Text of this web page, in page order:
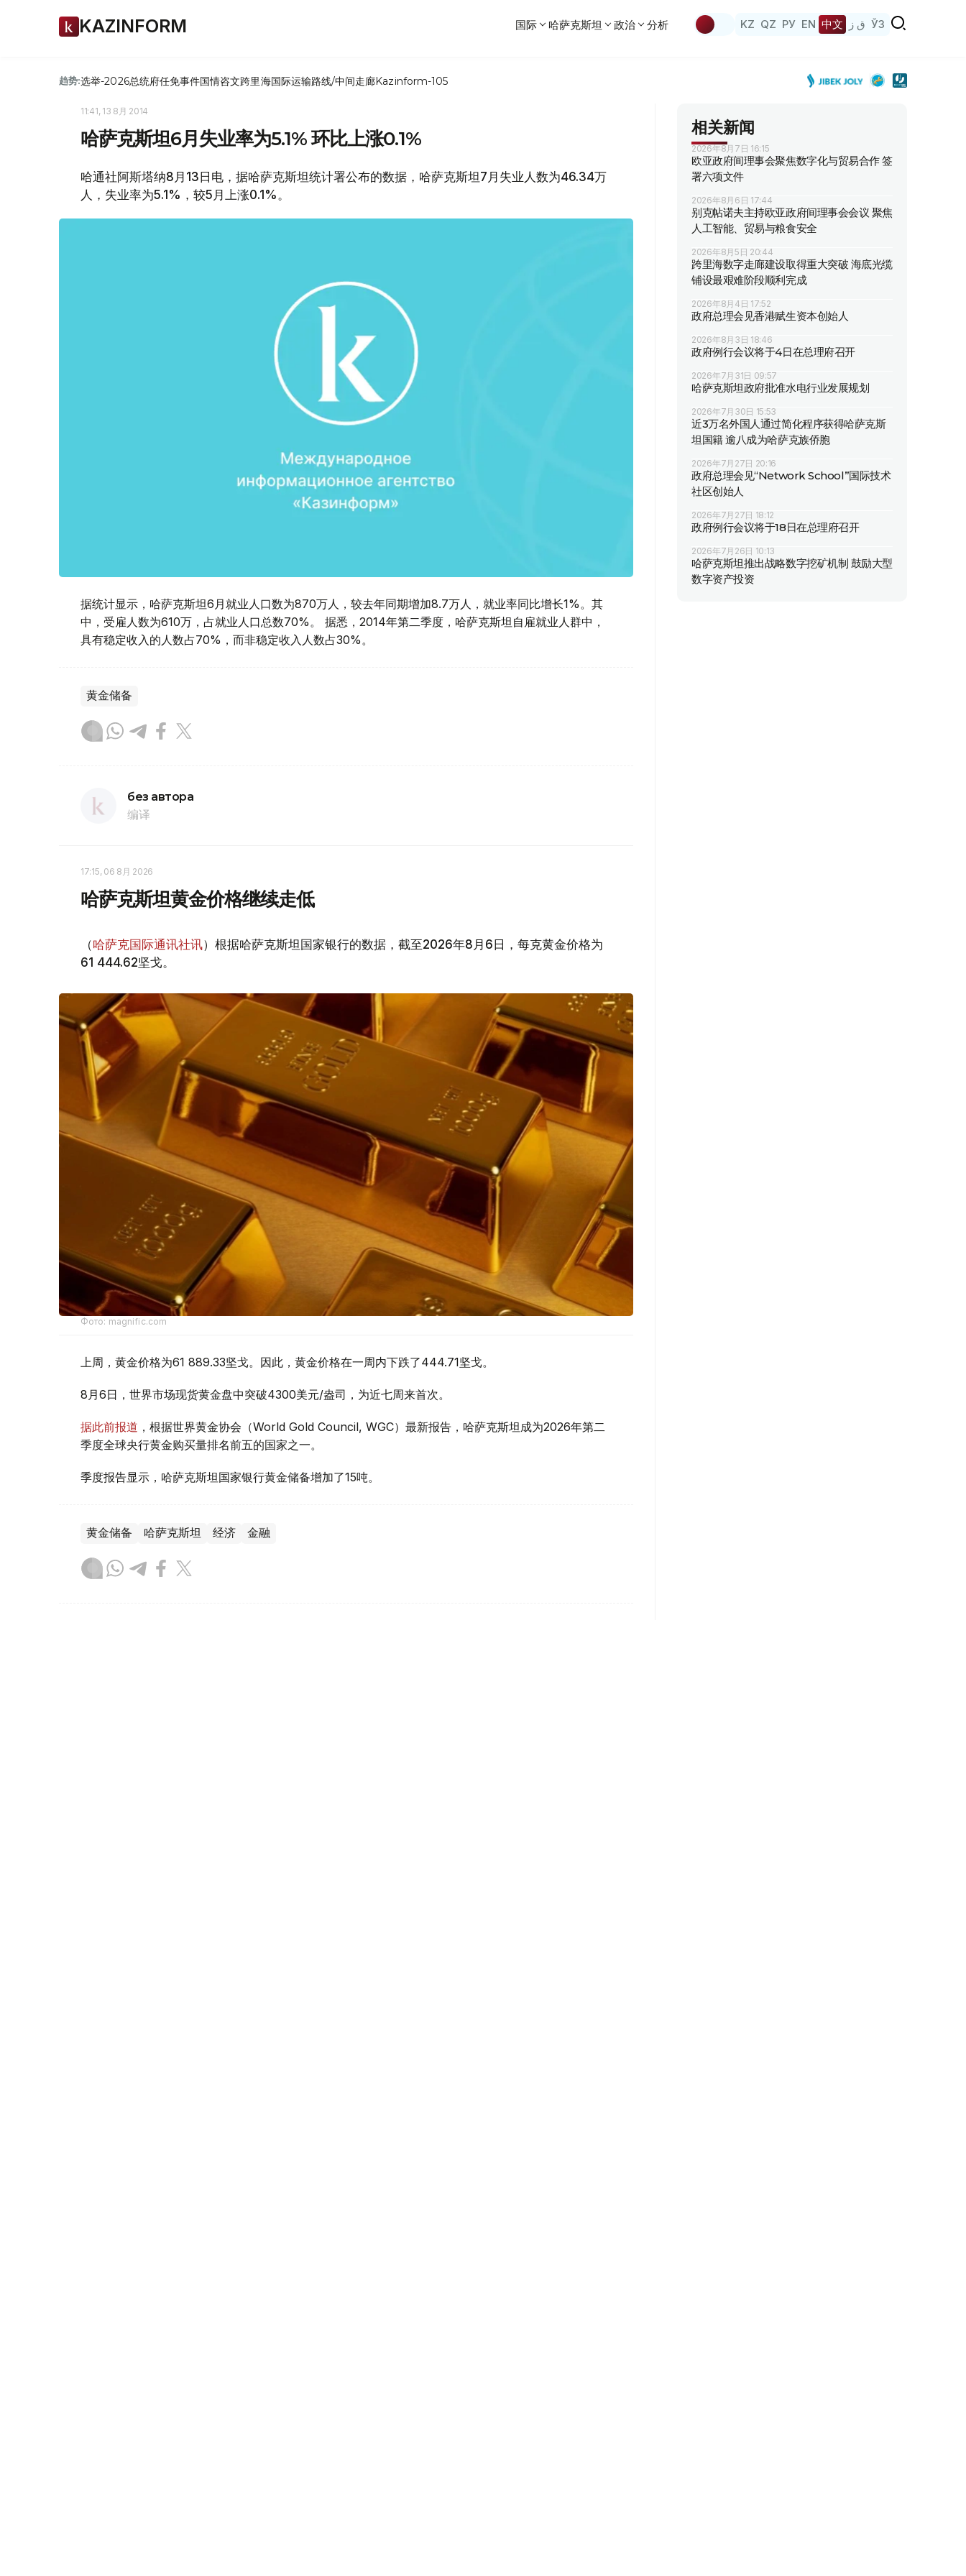
KAZINFORM 国际 哈萨克斯坦 政治 分析 KZ QZ РУ EN 中文 ق ز ЎЗ
趋势:选举-2026总统府任免事件国情咨文跨里海国际运输路线/中间走廊Kazinform-105
11:41, 13 8月 2014
哈萨克斯坦6月失业率为5.1% 环比上涨0.1%
哈通社阿斯塔纳8月13日电，据哈萨克斯坦统计署公布的数据，哈萨克斯坦7月失业人数为46.34万
人，失业率为5.1%，较5月上涨0.1%。
据统计显示，哈萨克斯坦6月就业人口数为870万人，较去年同期增加8.7万人，就业率同比增长1%。其
中，受雇人数为610万，占就业人口总数70%。 据悉，2014年第二季度，哈萨克斯坦自雇就业人群中，
具有稳定收入的人数占70%，而非稳定收入人数占30%。
黄金储备
без автора
编译
17:15, 06 8月 2026
哈萨克斯坦黄金价格继续走低
（哈萨克国际通讯社讯）根据哈萨克斯坦国家银行的数据，截至2026年8月6日，每克黄金价格为
61 444.62坚戈。
Фото: magnific.com
上周，黄金价格为61 889.33坚戈。因此，黄金价格在一周内下跌了444.71坚戈。
8月6日，世界市场现货黄金盘中突破4300美元/盎司，为近七周来首次。
据此前报道 ，根据世界黄金协会（World Gold Council, WGC）最新报告，哈萨克斯坦成为2026年第二
季度全球央行黄金购买量排名前五的国家之一。
季度报告显示，哈萨克斯坦国家银行黄金储备增加了15吨。
黄金储备 哈萨克斯坦 经济 金融
相关新闻
2026年8月7日 16:15
欧亚政府间理事会聚焦数字化与贸易合作 签
署六项文件
2026年8月6日 17:44
别克帖诺夫主持欧亚政府间理事会会议 聚焦
人工智能、贸易与粮食安全
2026年8月5日 20:44
跨里海数字走廊建设取得重大突破 海底光缆
铺设最艰难阶段顺利完成
2026年8月4日 17:52
政府总理会见香港赋生资本创始人
2026年8月3日 18:46
政府例行会议将于4日在总理府召开
2026年7月31日 09:57
哈萨克斯坦政府批准水电行业发展规划
2026年7月30日 15:53
近3万名外国人通过简化程序获得哈萨克斯
坦国籍 逾八成为哈萨克族侨胞
2026年7月27日 20:16
政府总理会见“Network School”国际技术
社区创始人
2026年7月27日 18:12
政府例行会议将于18日在总理府召开
2026年7月26日 10:13
哈萨克斯坦推出战略数字挖矿机制 鼓励大型
数字资产投资